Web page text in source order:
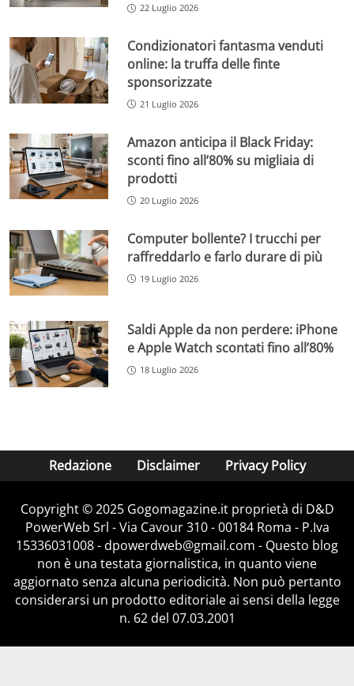
22 Luglio 2026
Condizionatori fantasma venduti
online: la truffa delle finte
sponsorizzate
21 Luglio 2026
Amazon anticipa il Black Friday:
sconti fino all’80% su migliaia di
prodotti
20 Luglio 2026
Computer bollente? I trucchi per
raffreddarlo e farlo durare di più
19 Luglio 2026
Saldi Apple da non perdere: iPhone
e Apple Watch scontati fino all’80%
18 Luglio 2026
Redazione Disclaimer Privacy Policy
Copyright © 2025 Gogomagazine.it proprietà di D&D
PowerWeb Srl - Via Cavour 310 - 00184 Roma - P.Iva
15336031008 - dpowerdweb@gmail.com - Questo blog
non è una testata giornalistica, in quanto viene
aggiornato senza alcuna periodicità. Non può pertanto
considerarsi un prodotto editoriale ai sensi della legge
n. 62 del 07.03.2001